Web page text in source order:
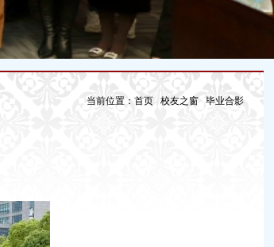
当前位置： 首页 校友之窗 毕业合影